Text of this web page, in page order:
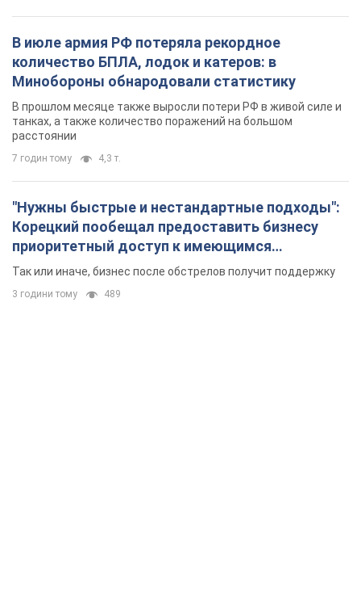
"Нужны быстрые и нестандартные подходы":
Корецкий пообещал предоставить бизнесу
приоритетный доступ к имеющимся
складским помещениям
Так или иначе, бизнес после обстрелов получит поддержку
3 години тому